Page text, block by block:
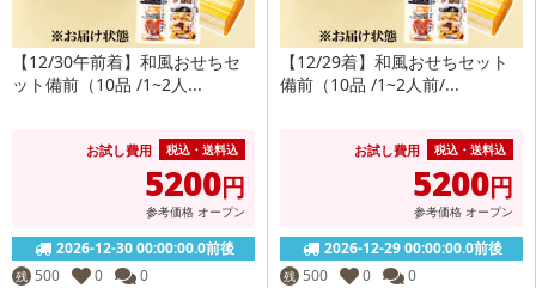
【12/30午前着】和風おせちセ
ット備前（10品 /1~2人...
お試し費用 税込・送料込
5200円
参考価格 オープン
2026-12-30 00:00:00.0前後
残 500 0 0
【12/29着】和風おせちセット
備前（10品 /1~2人前/...
お試し費用 税込・送料込
5200円
参考価格 オープン
2026-12-29 00:00:00.0前後
残 500 0 0